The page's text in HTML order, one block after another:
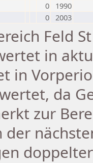
0
1990
0 2003
Feld
in
in
da
zur
der